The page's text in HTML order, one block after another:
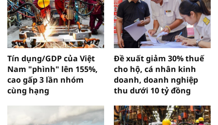
Tín dụng/GDP của Việt
Nam "phình" lên 155%,
cao gấp 3 lần nhóm
cùng hạng
Đề xuất giảm 30% thuế
cho hộ, cá nhân kinh
doanh, doanh nghiệp
thu dưới 10 tỷ đồng